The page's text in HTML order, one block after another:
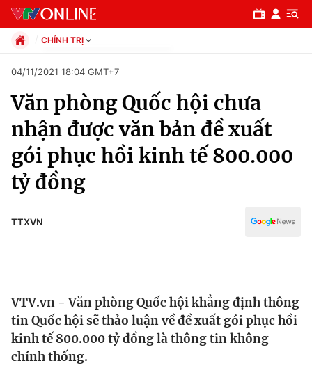
Chuyên mục
Chính trị
Xã hội
Pháp luật
Thế giới
Tin tức
Thế giới đó đây
Kinh tế
CHÍNH TRỊ
Xã hội
Pháp luật
Kinh tế
Thể thao
Truyền hình
Văn hóa - Giải trí
Y tế
04/11/2021 18:04 GMT+7
Văn phòng Quốc hội chưa
nhận được văn bản đề xuất
gói phục hồi kinh tế 800.000
tỷ đồng
TTXVN
VTV.vn - Văn phòng Quốc hội khẳng định thông
tin Quốc hội sẽ thảo luận về đề xuất gói phục hồi
kinh tế 800.000 tỷ đồng là thông tin không
chính thống.